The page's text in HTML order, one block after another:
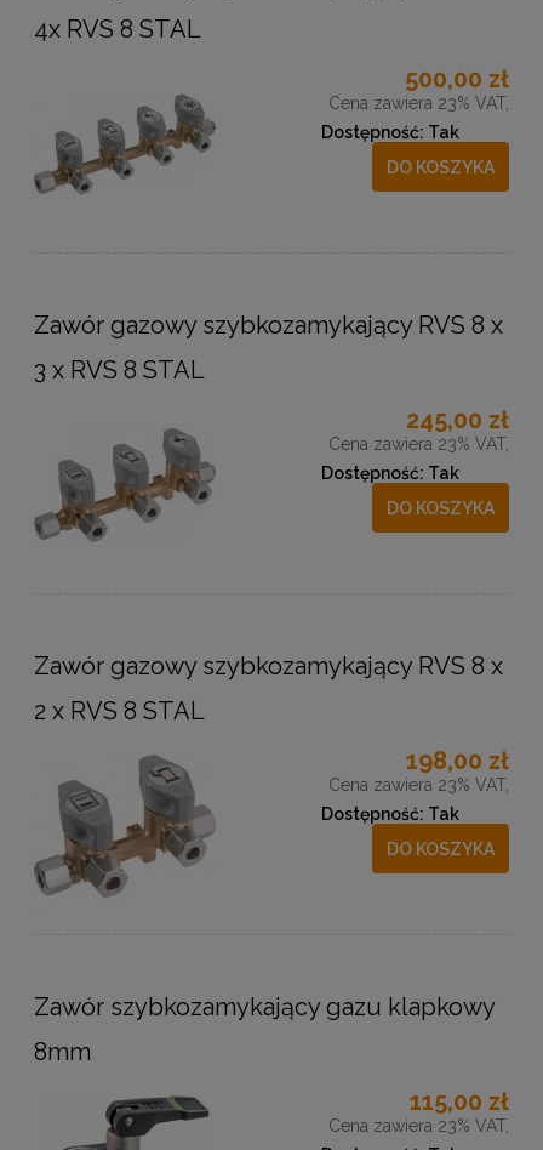
4x RVS 8 STAL
500,00 zł
Cena zawiera 23% VAT,
Dostępność: Tak
DO KOSZYKA
Zawór gazowy szybkozamykający RVS 8 x
3 x RVS 8 STAL
245,00 zł
Cena zawiera 23% VAT,
Dostępność: Tak
DO KOSZYKA
Zawór gazowy szybkozamykający RVS 8 x
2 x RVS 8 STAL
198,00 zł
Cena zawiera 23% VAT,
Dostępność: Tak
DO KOSZYKA
Zawór szybkozamykający gazu klapkowy
8mm
115,00 zł
Cena zawiera 23% VAT,